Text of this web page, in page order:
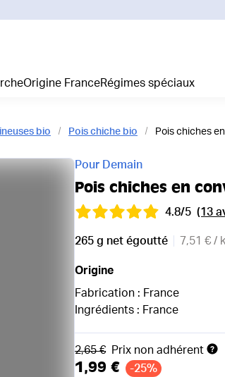
Nos
Je
Origine France Régimes spéciaux
bio Pois chiche bio Pois chiches
Pour Demain
Pois chiches en
4.8/5 (13
265 g net égoutté 7,51 € /
Origine
Fabrication : France
Ingrédients : France
Ancien prix
2,65 € Prix non adhérent
1,99 € -25%